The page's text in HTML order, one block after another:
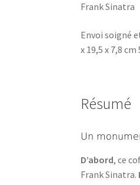
Frank Sinatra
Envoi soigné
x 19,5 x 7,8
Résumé
Un
D’abord, ce
Frank Sinatra.